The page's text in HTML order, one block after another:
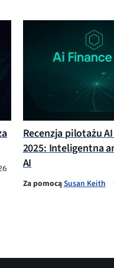
Recenzja pilotażu
2025: Inteligentna
AI
Za pomocąSusan Keith